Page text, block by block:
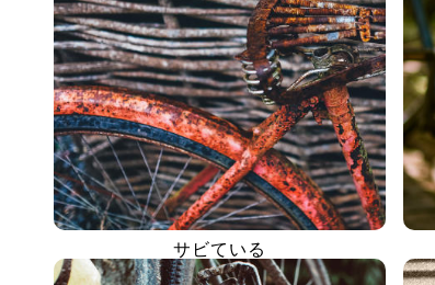
サビている